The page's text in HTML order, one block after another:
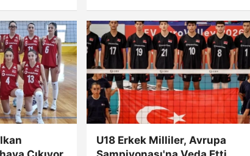
U18 Erkek Milliler, Avrupa